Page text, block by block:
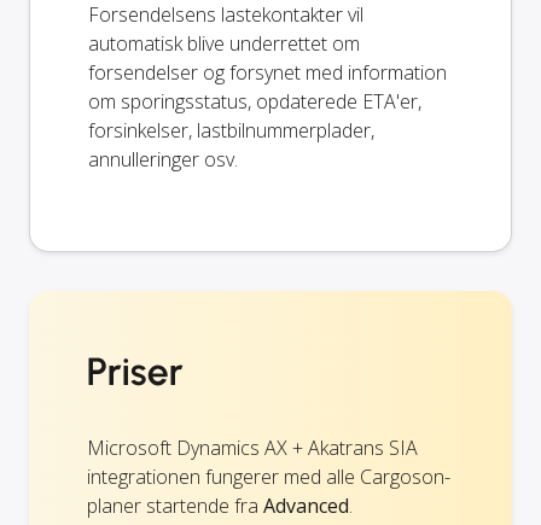
Forsendelsens lastekontakter vil
automatisk blive underrettet om
forsendelser og forsynet med information
om sporingsstatus, opdaterede ETA'er,
forsinkelser, lastbilnummerplader,
annulleringer osv.
Priser
Microsoft Dynamics AX + Akatrans SIA
integrationen fungerer med alle Cargoson-
planer startende fra Advanced.